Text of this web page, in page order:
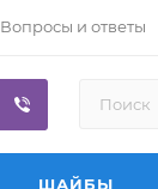
Вопросы и ответы
ШАЙБЫ